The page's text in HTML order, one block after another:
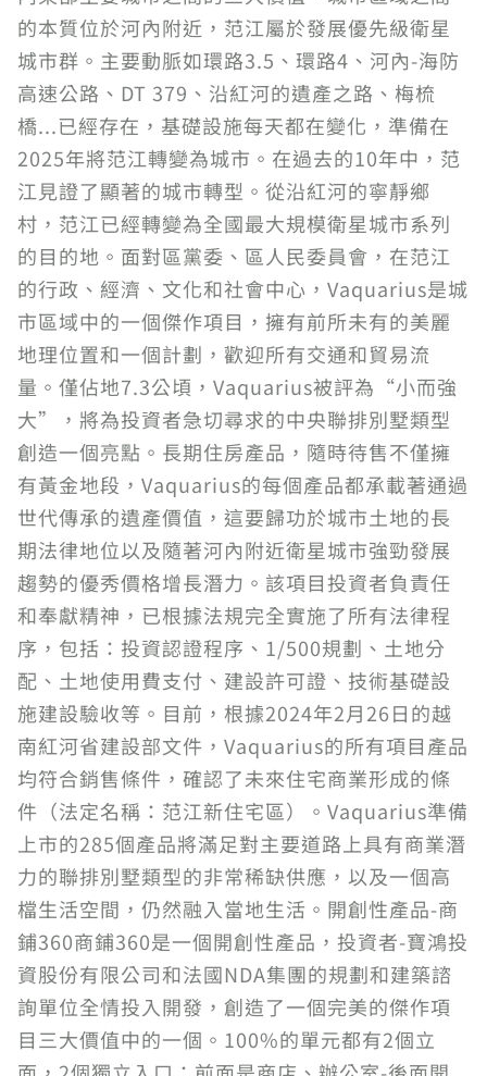
的本質位於河內附近，范江屬於發展優先級衛星
城市群。主要動脈如環路3.5、環路4、河內-海防
高速公路、DT 379、沿紅河的遺產之路、梅梳
橋...已經存在，基礎設施每天都在變化，準備在
2025年將范江轉變為城市。在過去的10年中，范
江見證了顯著的城市轉型。從沿紅河的寧靜鄉
村，范江已經轉變為全國最大規模衛星城市系列
的目的地。面對區黨委、區人民委員會，在范江
的行政、經濟、文化和社會中心，Vaquarius是城
市區域中的一個傑作項目，擁有前所未有的美麗
地理位置和一個計劃，歡迎所有交通和貿易流
量。僅佔地7.3公頃，Vaquarius被評為“小而強
大”，將為投資者急切尋求的中央聯排別墅類型
創造一個亮點。長期住房產品，隨時待售不僅擁
有黃金地段，Vaquarius的每個產品都承載著通過
世代傳承的遺產價值，這要歸功於城市土地的長
期法律地位以及隨著河內附近衛星城市強勁發展
趨勢的優秀價格增長潛力。該項目投資者負責任
和奉獻精神，已根據法規完全實施了所有法律程
序，包括：投資認證程序、1/500規劃、土地分
配、土地使用費支付、建設許可證、技術基礎設
施建設驗收等。目前，根據2024年2月26日的越
南紅河省建設部文件，Vaquarius的所有項目產品
均符合銷售條件，確認了未來住宅商業形成的條
件（法定名稱：范江新住宅區）。Vaquarius準備
上市的285個產品將滿足對主要道路上具有商業潛
力的聯排別墅類型的非常稀缺供應，以及一個高
檔生活空間，仍然融入當地生活。開創性產品-商
鋪360商鋪360是一個開創性產品，投資者-寶鴻投
資股份有限公司和法國NDA集團的規劃和建築諮
詢單位全情投入開發，創造了一個完美的傑作項
目三大價值中的一個。100%的單元都有2個立